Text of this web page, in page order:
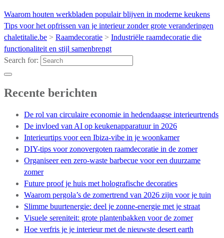
Waarom houten werkbladen populair blijven in moderne keukens
Tips voor het opfrissen van je interieur zonder grote veranderingen
chaletitalie.be > Raamdecoratie > Industriële raamdecoratie die
functionaliteit en stijl samenbrengt
Search for:
Recente berichten
De rol van circulaire economie in hedendaagse interieurtrends
De invloed van AI op keukenapparatuur in 2026
Interieurtips voor een Ibiza-vibe in je woonkamer
DIY-tips voor zonovergoten raamdecoratie in de zomer
Organiseer een zero-waste barbecue voor een duurzame
zomer
Future proof je huis met holografische decoraties
Waarom pergola’s de zomertrend van 2026 zijn voor je tuin
Slimme buurtenergie: deel je zonne-energie met je straat
Visuele sereniteit: grote plantenbakken voor de zomer
Hoe verfris je je interieur met de nieuwste desert earth